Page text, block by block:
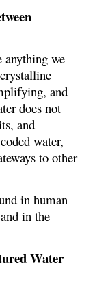
anything we
and
does not
and
water,
to other
in human
in the
Water